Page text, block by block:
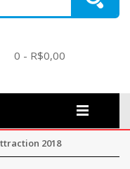
0 - R$0,00
2018